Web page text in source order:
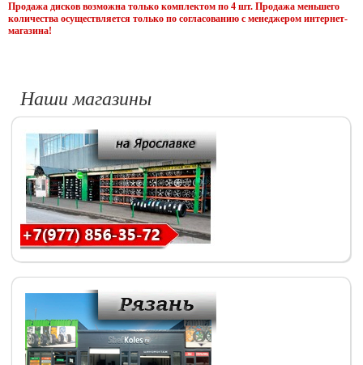
Продажа дисков возможна только комплектом по 4 шт. Продажа меньшего
количества осуществляется только по согласованию с менеджером интернет-
магазина!
Наши магазины